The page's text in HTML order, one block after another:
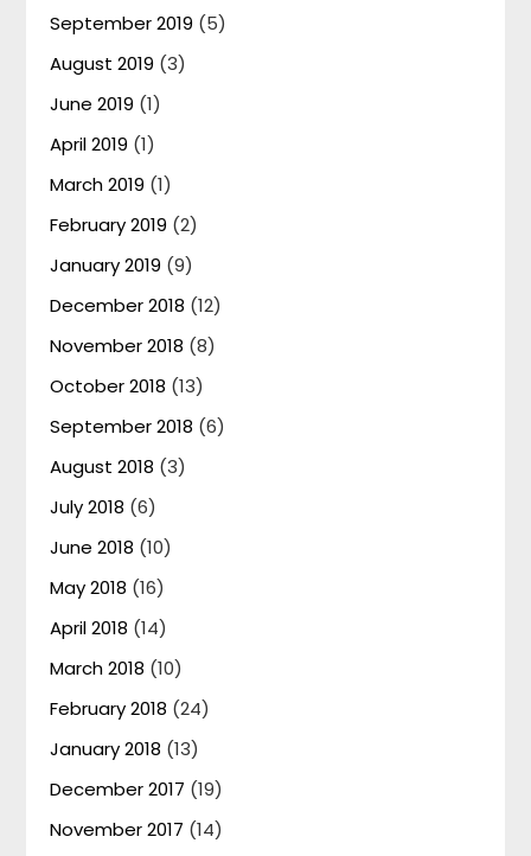
September 2019 (5)
August 2019 (3)
June 2019 (1)
April 2019 (1)
March 2019 (1)
February 2019 (2)
January 2019 (9)
December 2018 (12)
November 2018 (8)
October 2018 (13)
September 2018 (6)
August 2018 (3)
July 2018 (6)
June 2018 (10)
May 2018 (16)
April 2018 (14)
March 2018 (10)
February 2018 (24)
January 2018 (13)
December 2017 (19)
November 2017 (14)